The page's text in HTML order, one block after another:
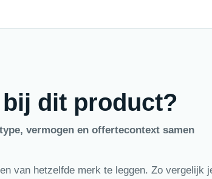
dit product?
vermogen en offertecontext samen
van hetzelfde merk te leggen. Zo vergelijk